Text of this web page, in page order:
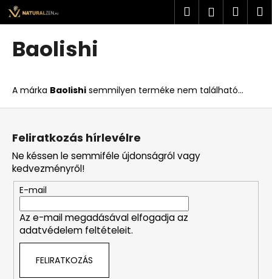
Ugrás
fő
tartalomhoz
Keresés
Baolishi
A márka Baolishi semmilyen terméke nem található...
K
o
i
t
k
e
r
e
s
?
L
Feliratkozás hírlevélre
Ne késsen le semmiféle újdonságról vagy
kedvezményről!
E-mail
Az e-mail megadásával elfogadja az
adatvédelem feltételeit.
FELIRATKOZÁS